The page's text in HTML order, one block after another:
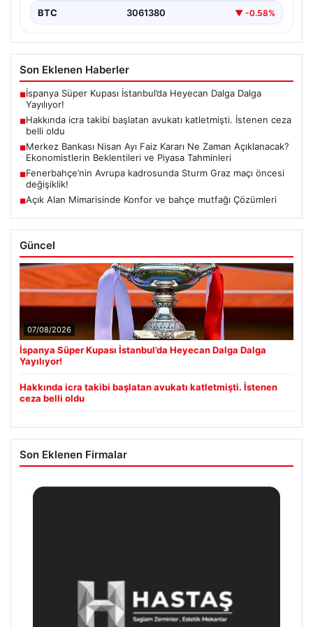
BTC 3061380 ▼ -0.58%
Son Eklenen Haberler
■İspanya Süper Kupası İstanbul’da Heyecan Dalga Dalga
Yayılıyor!
■Hakkında icra takibi başlatan avukatı katletmişti. İstenen ceza
belli oldu
■Merkez Bankası Nisan Ayı Faiz Kararı Ne Zaman Açıklanacak?
Ekonomistlerin Beklentileri ve Piyasa Tahminleri
■Fenerbahçe’nin Avrupa kadrosunda Sturm Graz maçı öncesi
değişiklik!
■Açık Alan Mimarisinde Konfor ve bahçe mutfağı Çözümleri
Güncel
07/08/2026
İspanya Süper Kupası İstanbul’da Heyecan Dalga Dalga
Yayılıyor!
Hakkında icra takibi başlatan avukatı katletmişti. İstenen
ceza belli oldu
Son Eklenen Firmalar